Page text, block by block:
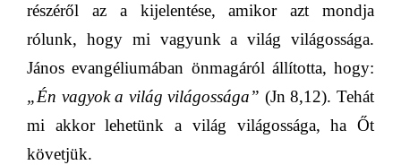
részéről az a kijelentése, amikor azt mondja
rólunk, hogy mi vagyunk avilág világossága.
János evangéliumában önmagáról állította, hogy:
„Én vagyok a világ világossága” (Jn 8,12). Tehát
mi akkor lehetünk a világ világossága, ha Őt
követjük.